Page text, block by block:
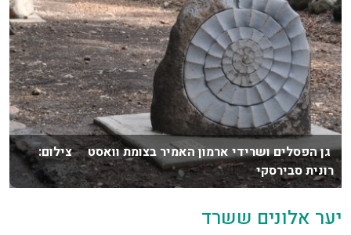
גן הפסלים ושרידי ארמון האמיר בצומת וואסט צילום:
רונית סבירסקי
יער אלונים ששרד